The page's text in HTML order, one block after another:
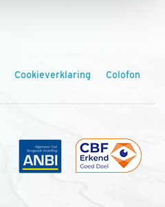
Cookieverklaring Colofon